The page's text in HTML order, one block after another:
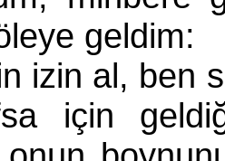
geldim:
izin al, ben
için